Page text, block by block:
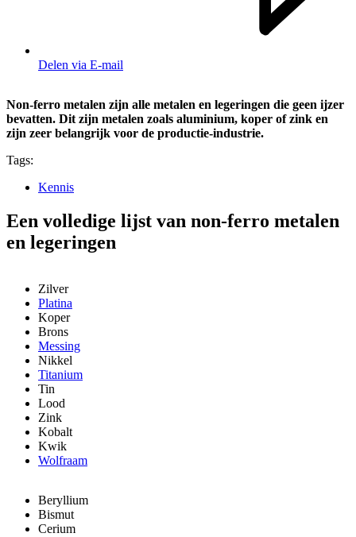
Delen via E-mail
Non-ferro metalen zijn alle metalen en legeringen die geen ijzer
bevatten. Dit zijn metalen zoals aluminium, koper of zink en
zijn zeer belangrijk voor de productie-industrie.
Tags:
Kennis
Een volledige lijst van non-ferro metalen
en legeringen
Zilver
Platina
Koper
Brons
Messing
Nikkel
Titanium
Tin
Lood
Zink
Kobalt
Kwik
Wolfraam
Beryllium
Bismut
Cerium